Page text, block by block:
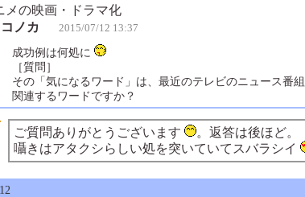
メの映画・ドラマ化
ノカ
2015/07/12 13:37
成功例は何処に
［質問］
その「気になるワード」は、最近のテレビのニュース番
関連するワードですか？
ご質問ありがとうございます
。返答は後ほど。
囁きはアタクシらしい処を突いていてスバラシイ